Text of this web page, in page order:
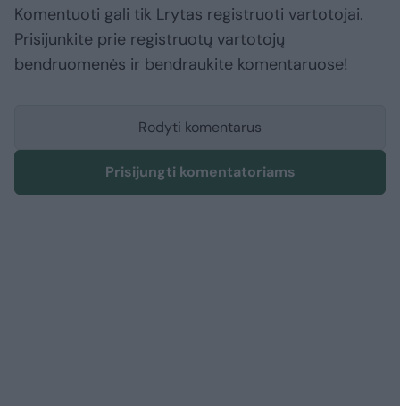
Komentuoti gali tik Lrytas registruoti vartotojai.
Prisijunkite prie registruotų vartotojų
bendruomenės ir bendraukite komentaruose!
Rodyti komentarus
Prisijungti komentatoriams